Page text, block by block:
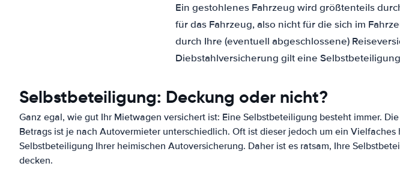
Ein gestohlenes Fahrzeug wird größtenteils
für das Fahrzeug, also nicht für die sich im
durch Ihre (eventuell abgeschlossene)
Diebstahlversicherung gilt eine
Selbstbeteiligung: Deckung oder nicht?
Ganz egal, wie gut Ihr Mietwagen versichert ist: Eine Selbstbeteiligung besteht immer.
Betrags ist je nach Autovermieter unterschiedlich. Oft ist dieser jedoch um ein Vielfaches
Selbstbeteiligung Ihrer heimischen Autoversicherung. Daher ist es ratsam, Ihre
decken.